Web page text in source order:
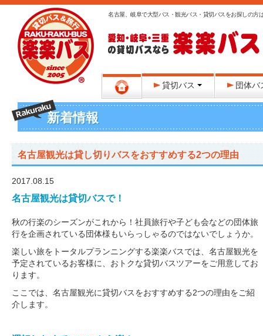
名古屋、岐阜で大型バス・観光バス・貸切バスをお探しの方
貸切バス 団体バ
新着情報
名古屋観光は貸し切りバスをおすすめする2つの理由
2017.08.15
名古屋観光は貸切バスで！
秋の行楽のシーズンがこれから！社員旅行や子ども会などの団体旅
行を企画されている団体様もいらっしゃるのではないでしょうか。
楽しい旅をトータルプランニングする楽楽バスでは、名古屋観光を
予定されているお客様に、おトクな貸切バスツアーをご用意してお
ります。
ここでは、名古屋観光に貸切バスをおすすめする2つの理由をご紹
介します。